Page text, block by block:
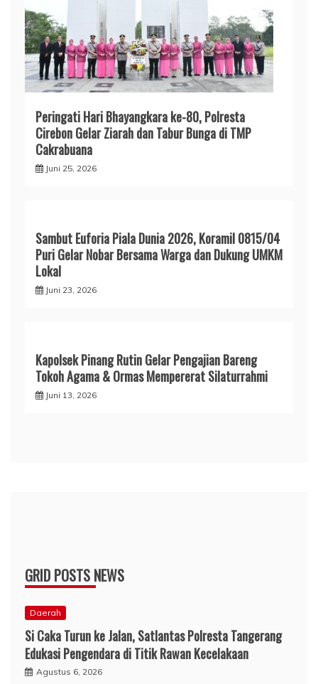
Peringati Hari Bhayangkara ke-80, Polresta
Cirebon Gelar Ziarah dan Tabur Bunga di TMP
Cakrabuana
Juni 25, 2026
Sambut Euforia Piala Dunia 2026, Koramil 0815/04
Puri Gelar Nobar Bersama Warga dan Dukung UMKM
Lokal
Juni 23, 2026
Kapolsek Pinang Rutin Gelar Pengajian Bareng
Tokoh Agama & Ormas Mempererat Silaturrahmi
Juni 13, 2026
GRID POSTS NEWS
Daerah
Si Caka Turun ke Jalan, Satlantas Polresta Tangerang
Edukasi Pengendara di Titik Rawan Kecelakaan
Agustus 6, 2026